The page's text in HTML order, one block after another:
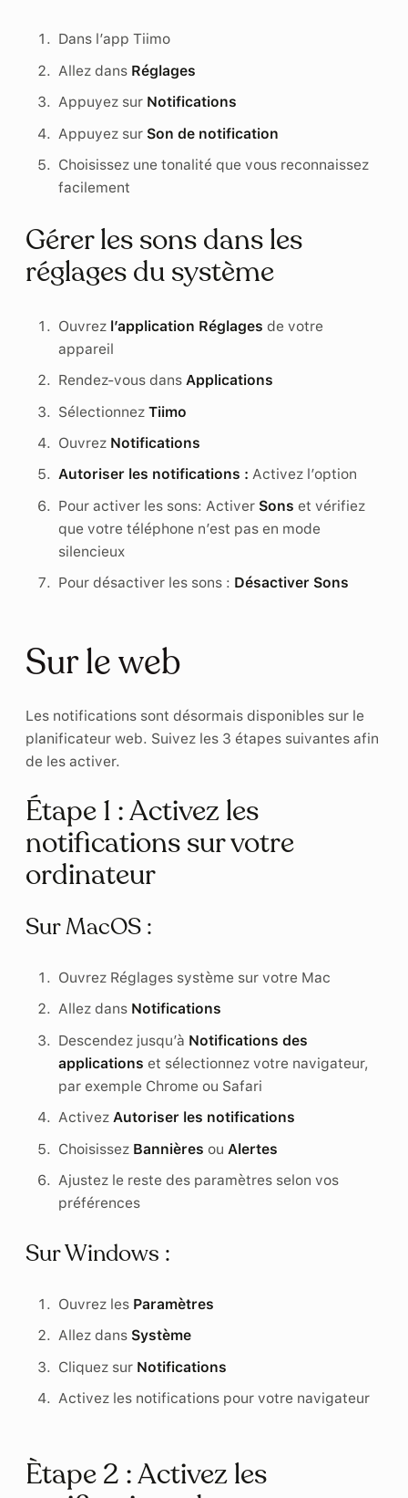
Dans l’app Tiimo
Allez dans Réglages
Appuyez sur Notifications
Appuyez sur Son de notification
Choisissez une tonalité que vous reconnaissez
facilement
Gérer les sons dans les
réglages du système
Ouvrez l’application Réglages de votre
appareil
Rendez-vous dansApplications
SélectionnezTiimo
Ouvrez Notifications
Autoriser les notifications : Activez l’option
Pour activer les sons: Activer Sons et vérifiez
que votre téléphone n’est pas en mode
silencieux
Pour désactiver les sons : Désactiver Sons
Sur le web
Les notifications sont désormais disponibles sur le
planificateur web. Suivez les 3 étapes suivantes afin
de les activer.
Étape 1 : Activez les
notifications sur votre
ordinateur
Sur MacOS :
Ouvrez Réglages système sur votre Mac
Allez dans Notifications
Descendez jusqu’à Notifications des
applications et sélectionnez votre navigateur,
par exemple Chrome ou Safari
ActivezAutoriser les notifications
Choisissez Bannières ou Alertes
Ajustez le reste des paramètres selon vos
préférences
Sur Windows :
Ouvrez les Paramètres
Allez dans Système
Cliquez sur Notifications
Activez les notifications pour votre navigateur
Ètape 2 : Activez les